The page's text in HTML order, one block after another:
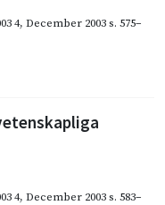
4, December 2003s. 575–
4, December 2003s. 583–